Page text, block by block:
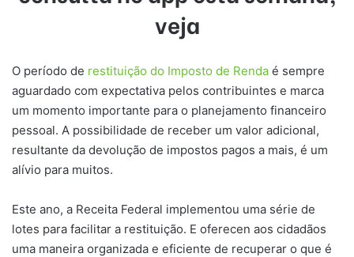
veja
O período de restituição do Imposto de Renda é sempre
aguardado com expectativa pelos contribuintes e marca
um momento importante para o planejamento financeiro
pessoal. A possibilidade de receber um valor adicional,
resultante da devolução de impostos pagos a mais, é um
alívio para muitos.
Este ano, a Receita Federal implementou uma série de
lotes para facilitar a restituição. E oferecen aos cidadãos
uma maneira organizada e eficiente de recuperar o que é